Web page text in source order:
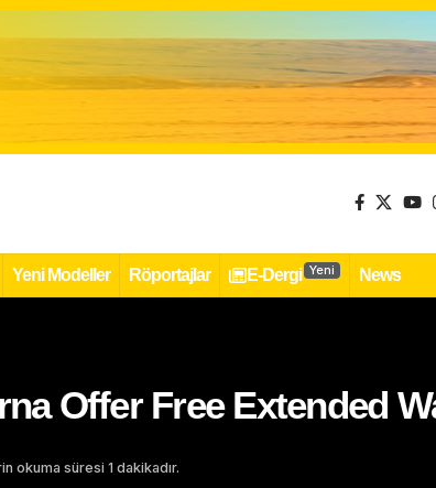
Yeni Modeller Röportajlar E-Dergi Yeni News
Offer Free Extended
okuma süresi 1 dakikadır.